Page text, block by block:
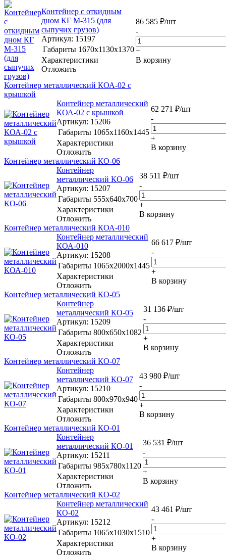
Контейнер с откидным
дном КГ М-315 (для
сыпучих грузов)
Артикул: 15197
Габариты 1670х1130х1370
Характеристики
Отложить
86 585 ₽/шт
-
+
В корзину
Контейнер металлический КОА-02 с
крышкой
Контейнер металлический
КОА-02 с крышкой
Артикул: 15206
Габариты 1065х1160х1445
Характеристики
Отложить
62 271 ₽/шт
-
+
В корзину
Контейнер металлический КО-06
Контейнер
металлический КО-06
Артикул: 15207
Габариты 555x640x700
Характеристики
Отложить
38 511 ₽/шт
-
+
В корзину
Контейнер металлический КОА-010
Контейнер металлический
КОА-010
Артикул: 15208
Габариты 1065x2000x1445
Характеристики
Отложить
66 617 ₽/шт
-
+
В корзину
Контейнер металлический КО-05
Контейнер
металлический КО-05
Артикул: 15209
Габариты 800x650x1082
Характеристики
Отложить
31 136 ₽/шт
-
+
В корзину
Контейнер металлический КО-07
Контейнер
металлический КО-07
Артикул: 15210
Габариты 800x970x940
Характеристики
Отложить
43 980 ₽/шт
-
+
В корзину
Контейнер металлический КО-01
Контейнер
металлический КО-01
Артикул: 15211
Габариты 985x780x1120
Характеристики
Отложить
36 531 ₽/шт
-
+
В корзину
Контейнер металлический КО-02
Контейнер металлический
КО-02
Артикул: 15212
Габариты 1065x1030x1510
Характеристики
Отложить
43 461 ₽/шт
-
+
В корзину